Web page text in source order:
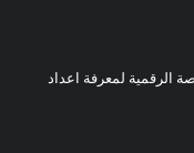
الرقمية لمعرفة اعداد